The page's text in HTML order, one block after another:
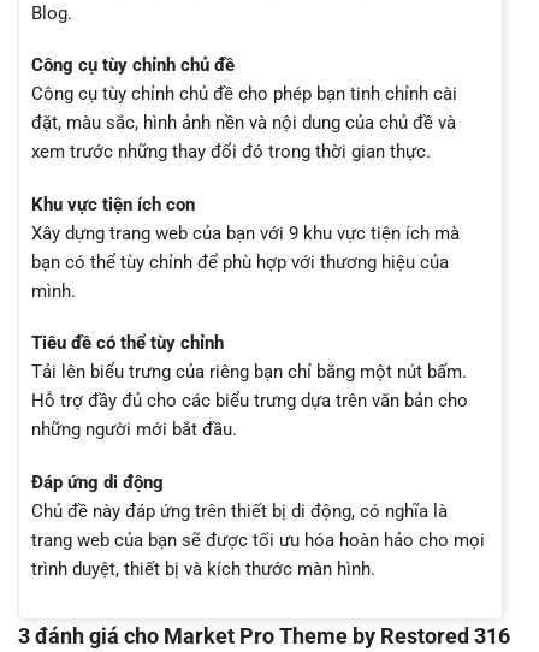
Blog.
Công cụ tùy chỉnh chủ đề
Công cụ tùy chỉnh chủ đề cho phép bạn tinh chỉnh cài
đặt, màu sắc, hình ảnh nền và nội dung của chủ đề và
xem trước những thay đổi đó trong thời gian thực.
Khu vực tiện ích con
Xây dựng trang web của bạn với 9 khu vực tiện ích mà
bạn có thể tùy chỉnh để phù hợp với thương hiệu của
mình.
Tiêu đề có thể tùy chỉnh
Tải lên biểu trưng của riêng bạn chỉ bằng một nút bấm.
Hỗ trợ đầy đủ cho các biểu trưng dựa trên văn bản cho
những người mới bắt đầu.
Đáp ứng di động
Chủ đề này đáp ứng trên thiết bị di động, có nghĩa là
trang web của bạn sẽ được tối ưu hóa hoàn hảo cho mọi
trình duyệt, thiết bị và kích thước màn hình.
3 đánh giá cho Market Pro Theme by Restored 316